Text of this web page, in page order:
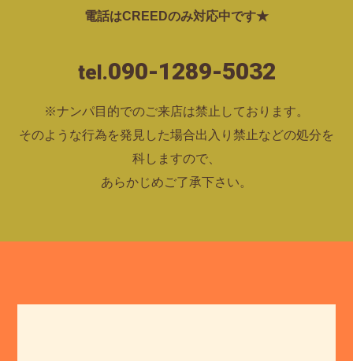
電話はCREEDのみ対応中です★
tel.090-1289-5032
※ナンパ目的でのご来店は禁止しております。
そのような行為を発見した場合出入り禁止などの処分を
科しますので、
あらかじめご了承下さい。